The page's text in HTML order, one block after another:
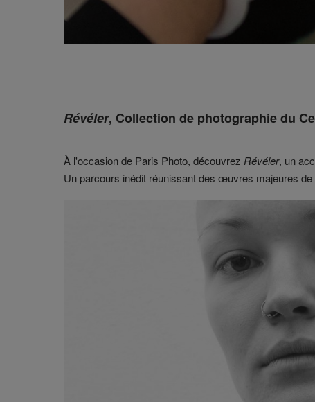
Révéler, Collection de photographie du
À l'occasion de Paris Photo, découvrez Révéler, un
Un parcours inédit réunissant des œuvres majeures